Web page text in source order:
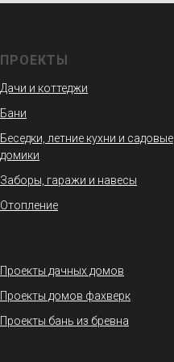
ПРОЕКТЫ
Дачи и коттеджи
Бани
Беседки, летние кухни и садовые
домики
Заборы, гаражи и навесы
Отопление
Проекты дачных домов
Проекты домов фахверк
Проекты бань из бревна